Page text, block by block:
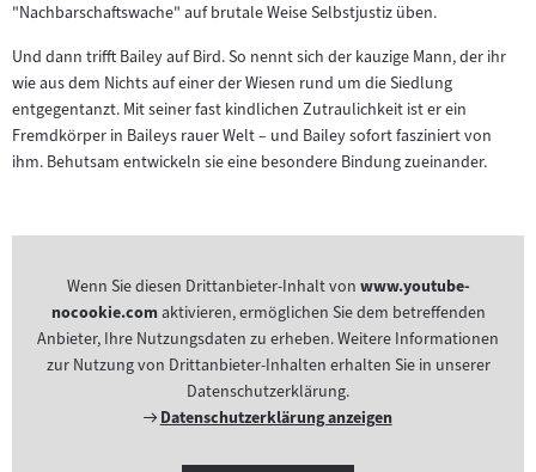
"Nachbarschaftswache" auf brutale Weise Selbstjustiz üben.
Und dann trifft Bailey auf Bird. So nennt sich der kauzige Mann, der ihr
wie aus dem Nichts auf einer der Wiesen rund um die Siedlung
entgegentanzt. Mit seiner fast kindlichen Zutraulichkeit ist er ein
Fremdkörper in Baileys rauer Welt – und Bailey sofort fasziniert von
ihm. Behutsam entwickeln sie eine besondere Bindung zueinander.
Wenn Sie diesen Drittanbieter-Inhalt von www.youtube-
nocookie.comaktivieren, ermöglichen Sie dem betreffenden
Anbieter, Ihre Nutzungsdaten zu erheben. Weitere Informationen
zur Nutzung von Drittanbieter-Inhalten erhalten Sie in unserer
Datenschutzerklärung.
Externer
Datenschutzerklärung anzeigen